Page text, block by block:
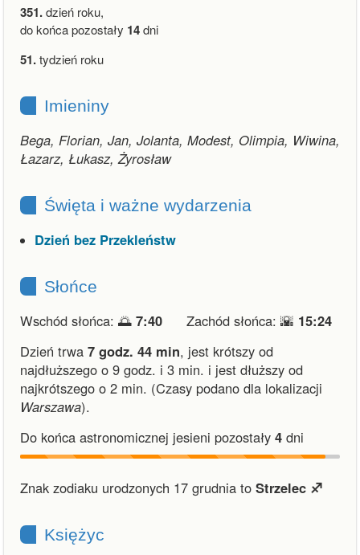
351.dzień roku,
do końca pozostały 14dni
51.tydzień roku
Imieniny
Bega, Florian, Jan, Jolanta, Modest, Olimpia, Wiwina,
Łazarz, Łukasz, Żyrosław
Święta i ważne wydarzenia
Dzień bez Przekleństw
Słońce
Wschód słońca: 🌅 7:40 Zachód słońca: 🌇 15:24
Dzień trwa 7 godz. 44 min, jest krótszy od
najdłuższego o 9 godz. i 3 min. i jest dłuższy od
najkrótszego o 2 min. (Czasy podano dla lokalizacji
Warszawa).
Do końca astronomicznej jesieni pozostały 4 dni
Znak zodiaku urodzonych 17 grudnia to Strzelec ♐︎
Księżyc